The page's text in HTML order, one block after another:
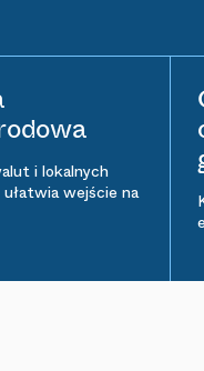
i lokalnych
wejście na